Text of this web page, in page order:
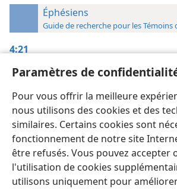
Paramètres de
Pour vous offrir la meilleure
nous utilisons des cookies et des
similaires. Certains cookies sont
fonctionnement de notre site
être refusés. Vous pouvez accepter
l'utilisation de cookies
utilisons uniquement pour
Éphésiens
Guide de recherche pour les Témoins
4:21
La Tour de Garde,
1/3/1993, p. 14-15
Français
Copyright © 2026 Watch Tower Bible and Tract